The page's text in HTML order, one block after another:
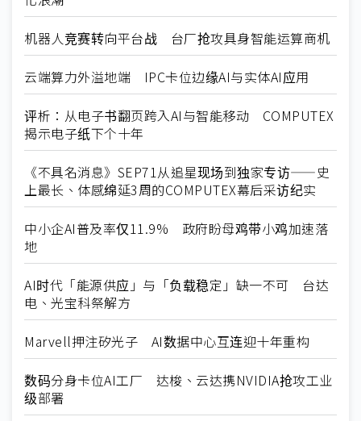
机器人竞赛转向平台战 台厂抢攻具身智能运算商机
云端算力外溢地端 IPC卡位边缘AI与实体AI应用
评析：从电子书翻页跨入AI与智能移动 COMPUTEX
揭示电子纸下个十年
《不具名消息》SEP71从追星现场到独家专访——史
上最长、体感绵延3周的COMPUTEX幕后采访纪实
中小企AI普及率仅11.9% 政府盼母鸡带小鸡加速落
地
AI时代「能源供应」与「负载稳定」缺一不可 台达
电、光宝科祭解方
Marvell押注矽光子 AI数据中心互连迎十年重构
数码分身卡位AI工厂 达梭、云达携NVIDIA抢攻工业
级部署